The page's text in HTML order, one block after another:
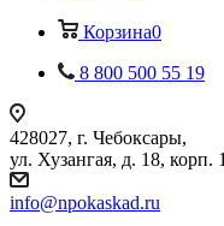
Корзина0
8 800 500 55 19
428027, г. Чебоксары,
ул. Хузангая, д. 18, корп. 1
info@npokaskad.ru